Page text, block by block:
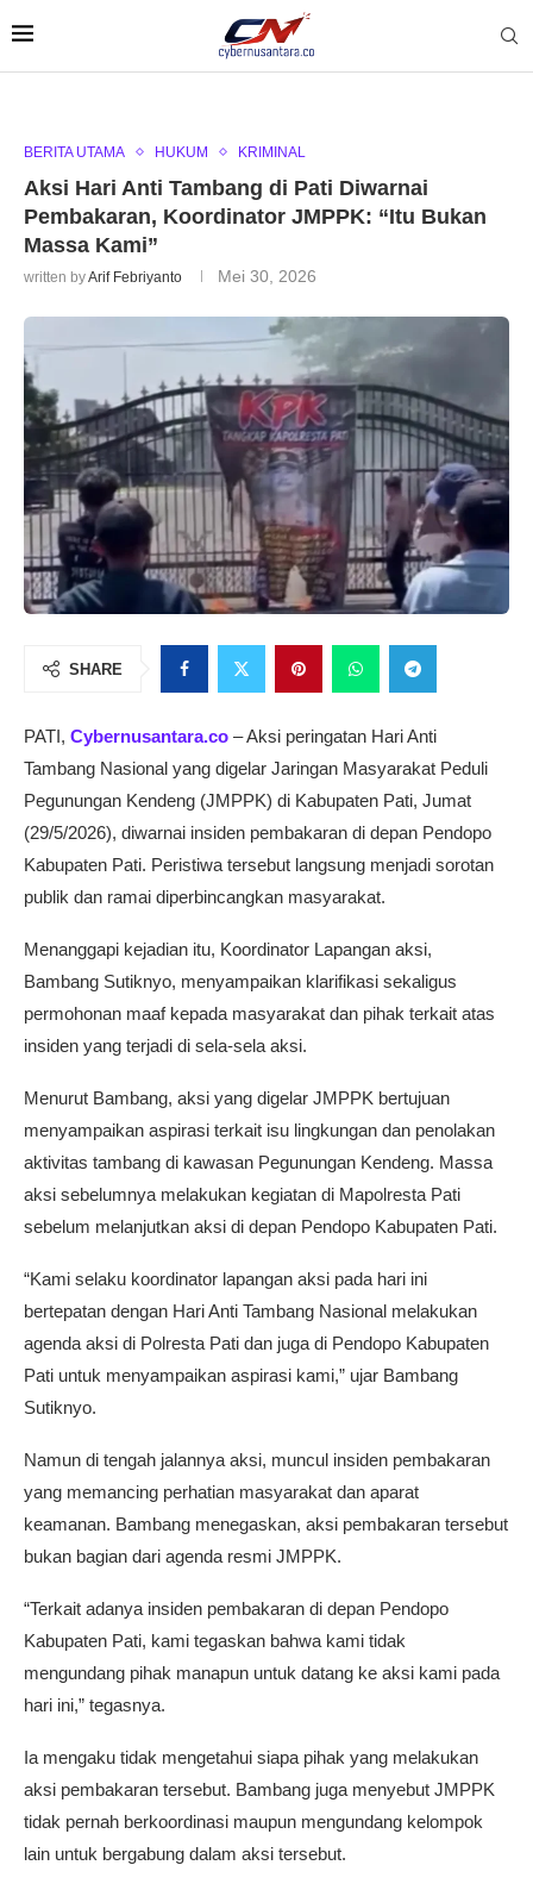
BERITA UTAMA HUKUM KRIMINAL
Aksi Hari Anti Tambang di Pati Diwarnai
Pembakaran, Koordinator JMPPK: “Itu Bukan
Massa Kami”
written byArif Febriyanto Mei 30, 2026
SHARE
PATI, Cybernusantara.co – Aksi peringatan Hari Anti
Tambang Nasional yang digelar Jaringan Masyarakat Peduli
Pegunungan Kendeng (JMPPK) di Kabupaten Pati, Jumat
(29/5/2026), diwarnai insiden pembakaran di depan Pendopo
Kabupaten Pati. Peristiwa tersebut langsung menjadi sorotan
publik dan ramai diperbincangkan masyarakat.
Menanggapi kejadian itu, Koordinator Lapangan aksi,
Bambang Sutiknyo, menyampaikan klarifikasi sekaligus
permohonan maaf kepada masyarakat dan pihak terkait atas
insiden yang terjadi di sela-sela aksi.
Menurut Bambang, aksi yang digelar JMPPK bertujuan
menyampaikan aspirasi terkait isu lingkungan dan penolakan
aktivitas tambang di kawasan Pegunungan Kendeng. Massa
aksi sebelumnya melakukan kegiatan di Mapolresta Pati
sebelum melanjutkan aksi di depan Pendopo Kabupaten Pati.
“Kami selaku koordinator lapangan aksi pada hari ini
bertepatan dengan Hari Anti Tambang Nasional melakukan
agenda aksi di Polresta Pati dan juga di Pendopo Kabupaten
Pati untuk menyampaikan aspirasi kami,” ujar Bambang
Sutiknyo.
Namun di tengah jalannya aksi, muncul insiden pembakaran
yang memancing perhatian masyarakat dan aparat
keamanan. Bambang menegaskan, aksi pembakaran tersebut
bukan bagian dari agenda resmi JMPPK.
“Terkait adanya insiden pembakaran di depan Pendopo
Kabupaten Pati, kami tegaskan bahwa kami tidak
mengundang pihak manapun untuk datang ke aksi kami pada
hari ini,” tegasnya.
Ia mengaku tidak mengetahui siapa pihak yang melakukan
aksi pembakaran tersebut. Bambang juga menyebut JMPPK
tidak pernah berkoordinasi maupun mengundang kelompok
lain untuk bergabung dalam aksi tersebut.